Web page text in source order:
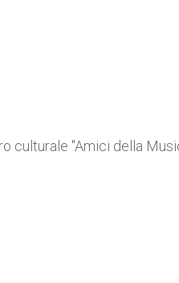
culturale "Amici della